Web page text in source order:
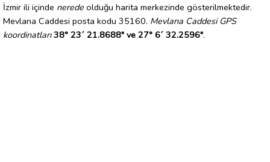
İzmir ili içinde nerede olduğu harita merkezinde gösterilmektedir.
Mevlana Caddesi posta kodu 35160. Mevlana Caddesi GPS
koordinatları 38° 23´ 21.8688" ve 27° 6´ 32.2596".